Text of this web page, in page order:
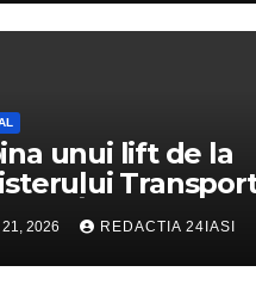
unui lift de la
Înăuntru
persoane
21, 2026 REDACTIA 24IASI